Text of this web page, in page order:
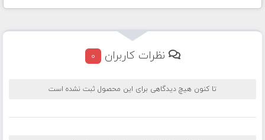
نظرات کاربران 0
تا کنون هیچ دیدگاهی برای این محصول ثبت نشده است